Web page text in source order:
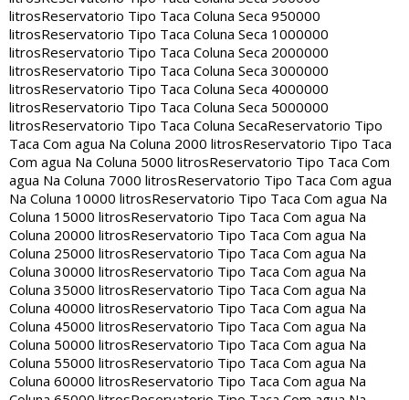
litrosReservatorio Tipo Taca Coluna Seca 950000
litrosReservatorio Tipo Taca Coluna Seca 1000000
litrosReservatorio Tipo Taca Coluna Seca 2000000
litrosReservatorio Tipo Taca Coluna Seca 3000000
litrosReservatorio Tipo Taca Coluna Seca 4000000
litrosReservatorio Tipo Taca Coluna Seca 5000000
litrosReservatorio Tipo Taca Coluna SecaReservatorio Tipo
Taca Com agua Na Coluna 2000 litrosReservatorio Tipo Taca
Com agua Na Coluna 5000 litrosReservatorio Tipo Taca Com
agua Na Coluna 7000 litrosReservatorio Tipo Taca Com agua
Na Coluna 10000 litrosReservatorio Tipo Taca Com agua Na
Coluna 15000 litrosReservatorio Tipo Taca Com agua Na
Coluna 20000 litrosReservatorio Tipo Taca Com agua Na
Coluna 25000 litrosReservatorio Tipo Taca Com agua Na
Coluna 30000 litrosReservatorio Tipo Taca Com agua Na
Coluna 35000 litrosReservatorio Tipo Taca Com agua Na
Coluna 40000 litrosReservatorio Tipo Taca Com agua Na
Coluna 45000 litrosReservatorio Tipo Taca Com agua Na
Coluna 50000 litrosReservatorio Tipo Taca Com agua Na
Coluna 55000 litrosReservatorio Tipo Taca Com agua Na
Coluna 60000 litrosReservatorio Tipo Taca Com agua Na